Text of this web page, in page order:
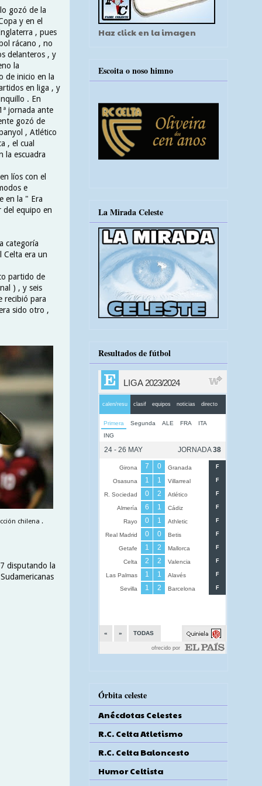
gozó de la
y en el
, pues
rácano , no
delanteros , y
la
de inicio en la
en liga , y
. En
jornada ante
gozó de
, Atlético
, el cual
la escuadra
líos con el
e
en la " Era
equipo en
categoría
Celta era un
partido de
) , y seis
recibió para
sido otro ,
chilena .
disputando la
Haz click en la imagen
Escoita o noso himno
La Mirada Celeste
Resultados de fútbol
Órbita celeste
Anécdotas Celestes
R.C. Celta Atletismo
R.C. Celta Baloncesto
Humor Celtista